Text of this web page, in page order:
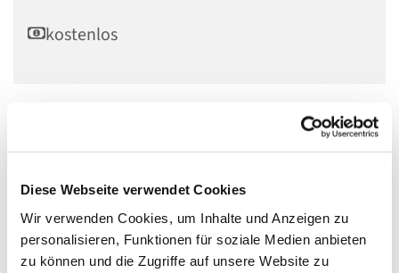
Diese Webseite verwendet Cookies
Wir verwenden Cookies, um Inhalte und Anzeigen zu
personalisieren, Funktionen für soziale Medien anbieten
zu können und die Zugriffe auf unsere Website zu
kostenlos
Das Ukulelenensemble für Jugendliche ab 12 Jahren.
bereiten erste Auftritte und Konzerte vor.
Voraussetzung: Teilnahme an einem Ukulelencrashkurs